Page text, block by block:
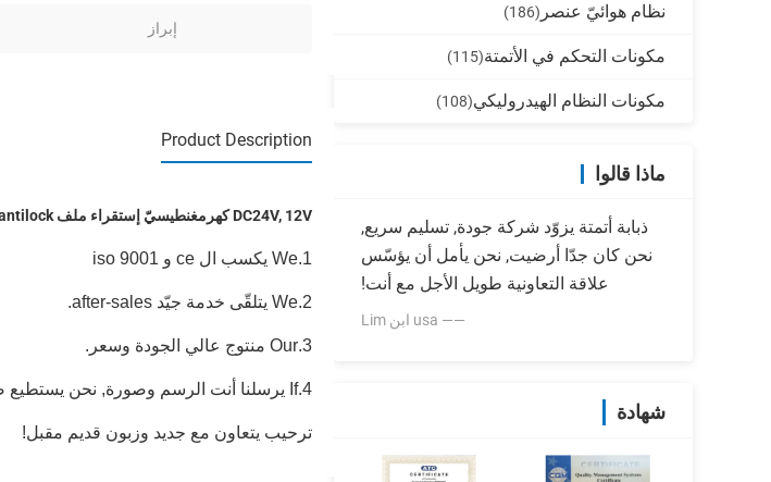
نظام هوائيّ عنصر (186)
مكونات التحكم في الأتمتة(115)
مكونات النظام الهيدروليكي(108)
ماذا قالوا
ذبابة أتمتة يزوّد شركة جودة, تسليم سريع,
نحن كان جدّا أرضيت, نحن يأمل أن يؤسّس
علاقة التعاونية طويل الأجل مع أنت!
—— usa ابن Lim
شهادة
إبراز
Product Description
DC24V, 12V كهرمغنطيسيّ إستقراء ملف Bosch antilock يفرمل نظام صمام
1.We يكسب ال ce و iso 9001
2.We يتلقّى خدمة جيّد after-sales.
3.Our منتوج عالي الجودة وسعر.
4.If يرسلنا أنت الرسم وصورة, نحن يستطيع صنع وفقا لطلب الزّبون البضاعة ل أنت!
ترحيب يتعاون مع جديد وزبون قديم مقبل!